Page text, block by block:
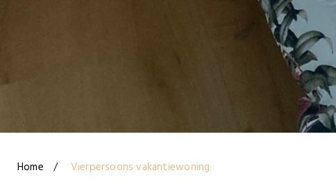
Home Vierpersoons vakantiewoning